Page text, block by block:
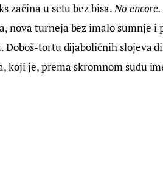
začina u setu bez bisa. No encore.
nova turneja bez imalo sumnje i
Doboš-tortu dijaboličnih slojeva
koji je, prema skromnom sudu